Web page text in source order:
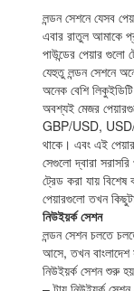
লন্ডন সেশনে যেসব
এবার রাতুল আমাকে
পাউন্ডের পেয়ার
যেহুতু লন্ডন সেশনে
অনেক বেশি
অবশ্যই মেজর
GBP/USD, USD/
থাকে। এবং এই
সেগুলো দ্বারা
ট্রেড করা যায়
পেয়ারগুলো তখন
নিউইয়র্ক সেশন
লন্ডন সেশন চলতে
আসে, তখন
নিউইয়র্ক সেশন শুরু